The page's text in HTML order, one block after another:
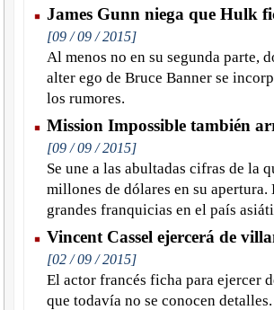
James Gunn niega que Hulk
[09 / 09 / 2015]
Al menos no en su segunda parte,
alter ego de Bruce Banner se
los rumores.
Mission Impossible también
[09 / 09 / 2015]
Se une a las abultadas cifras de la
millones de dólares en su apertura.
grandes franquicias en el país
Vincent Cassel ejercerá de
[02 / 09 / 2015]
El actor francés ficha para ejercer
que todavía no se conocen detalles.